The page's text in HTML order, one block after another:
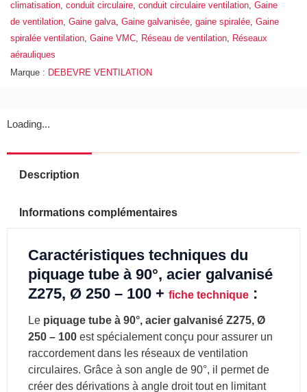
Z275,
Ø
250
-
100
climatisation conduit circulaire conduit circulaire ventilation Gaine
de ventilation Gaine galva Gaine galvanisée gaine spiralée Gaine
spiralée ventilation Gaine VMC Réseau de ventilation Réseaux
aérauliques
Marque : DEBEVRE VENTILATION
Loading...
Description
Informations complémentaires
Caractéristiques techniques du
piquage tube à 90°, acier galvanisé
Z275, Ø 250 – 100 + fiche technique :
Le piquage tube à 90°, acier galvanisé Z275, Ø
250 – 100 est spécialement conçu pour assurer un
raccordement dans les réseaux de ventilation
circulaires. Grâce à son angle de 90°, il permet de
créer des dérivations à angle droit tout en limitant